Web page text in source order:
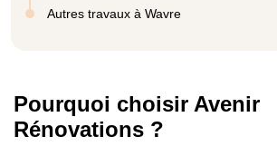
Autres travaux à Wavre
Pourquoi choisir Avenir
Rénovations ?